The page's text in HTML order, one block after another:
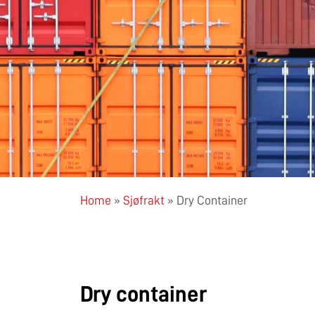
Home » Sjøfrakt » Dry Container
Dry container